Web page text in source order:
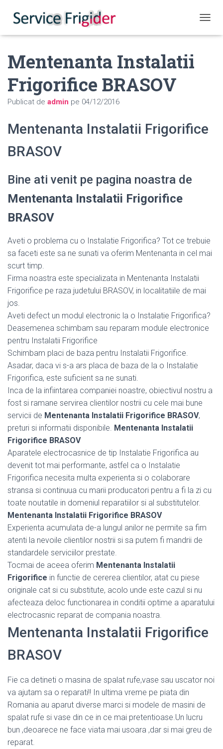
Mentenanta Instalatii
Frigorifice BRASOV
Publicat de admin pe 04/12/2016
Mentenanta Instalatii Frigorifice
BRASOV
Bine ati venit pe pagina noastra de
Mentenanta Instalatii Frigorifice
BRASOV
Aveti o problema cu o Instalatie Frigorifica? Tot ce trebuie
sa faceti este sa ne sunati va oferim Mentenanta in cel mai
scurt timp.
Firma noastra este specializata in Mentenanta Instalatii
Frigorifice pe raza judetului BRASOV, in localitatiile de mai
jos.
Aveti defect un modul electronic la o Instalatie Frigorifica?
Deasemenea schimbam sau reparam module electronice
pentru Instalatii Frigorifice
Schimbam placi de baza pentru Instalatii Frigorifice.
Asadar, daca vi s-a ars placa de baza de la o Instalatie
Frigorifica, este suficient sa ne sunati.
Inca de la infiintarea companiei noastre, obiectivul nostru a
fost si ramane servirea clientilor nostrii cu cele mai bune
servicii de Mentenanta Instalatii Frigorifice BRASOV,
preturi si informatii disponibile. Mentenanta Instalatii
Frigorifice BRASOV
Aparatele electrocasnice de tip Instalatie Frigorifica au
devenit tot mai performante, astfel ca o Instalatie
Frigorifica necesita multa experienta si o colaborare
stransa si continuua cu marii producatori pentru a fi la zi cu
toate noutatile in domeniul reparatiilor si al substitutelor.
Mentenanta Instalatii Frigorifice BRASOV
Experienta acumulata de-a lungul anilor ne permite sa fim
atenti la nevoile clientilor nostrii si sa putem fi mandrii de
standardele serviciilor prestate.
Tocmai de aceea oferim Mentenanta Instalatii
Frigorifice in functie de cererea clientilor, atat cu piese
originale cat si cu substitute, acolo unde este cazul si nu
afecteaza deloc functionarea in conditii optime a aparatului
electrocasnic reparat de compania noastra.
Mentenanta Instalatii Frigorifice
BRASOV
Fie ca detineti o masina de spalat rufe,vase sau uscator noi
va ajutam sa o reparati!! In ultima vreme pe piata din
Romania au aparut diverse marci si modele de masini de
spalat rufe si vase din ce in ce mai pretentioase.Un lucru
bun ,deoarece ne face viata mai usoara ,dar si mai greu de
reparat.